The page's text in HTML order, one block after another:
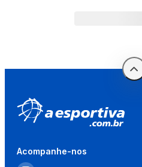
Acompanhe-nos